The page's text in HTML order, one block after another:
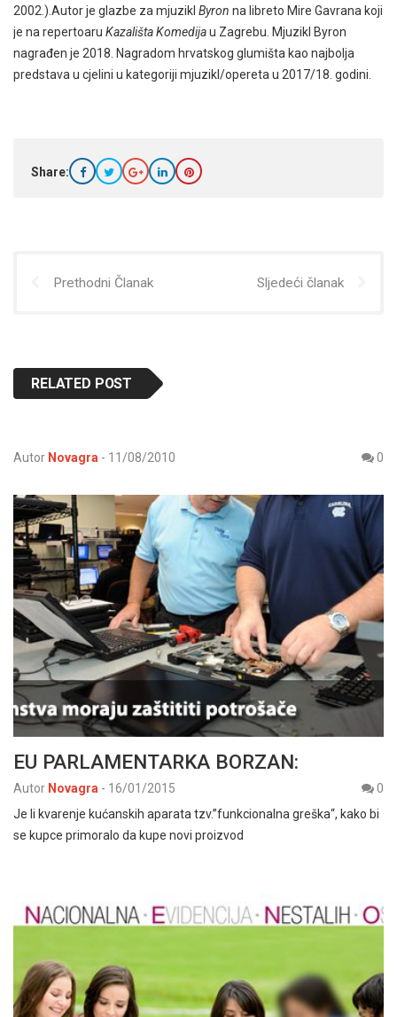
2002.).Autor je glazbe za mjuzikl Byron na libreto Mire Gavrana koji
je na repertoaru Kazališta Komedijau Zagrebu. Mjuzikl Byron
nagrađen je 2018. Nagradom hrvatskog glumišta kao najbolja
predstava u cjelini u kategoriji mjuzikl/opereta u 2017/18. godini.
Share:
Prethodni Članak Sljedeći članak
RELATED POST
Autor Novagra - 11/08/2010 0
EU PARLAMENTARKA BORZAN:
Autor Novagra - 16/01/2015
0
Je li kvarenje kućanskih aparata tzv.”funkcionalna greška“, kako bi
se kupce primoralo da kupe novi proizvod